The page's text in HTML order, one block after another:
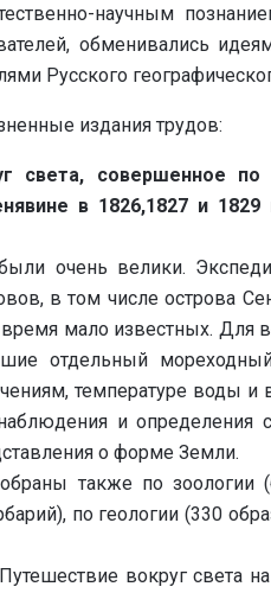
научным
обменивались
Русского
издания трудов:
света, совершенное по
в 1826,1827 и
очень велики.
в том числе острова
время мало известных.
отдельный
температуре воды и
и определения
о форме Земли.
также по зоологии
по геологии (330
вокруг света